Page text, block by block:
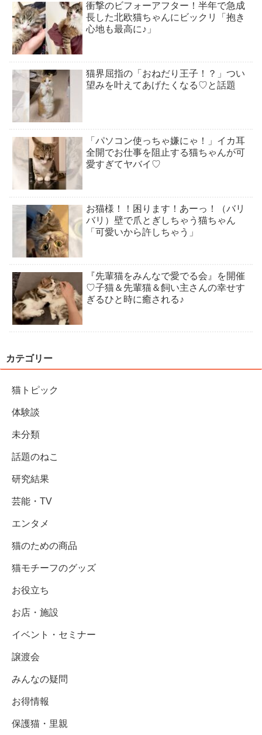
衝撃のビフォーアフター！半年で急成
長した北欧猫ちゃんにビックリ「抱き
心地も最高に♪」
猫界屈指の「おねだり王子！？」つい
望みを叶えてあげたくなる♡と話題
「パソコン使っちゃ嫌にゃ！」イカ耳
全開でお仕事を阻止する猫ちゃんが可
愛すぎてヤバイ♡
お猫様！！困ります！あーっ！（バリ
バリ）壁で爪とぎしちゃう猫ちゃん
「可愛いから許しちゃう」
『先輩猫をみんなで愛でる会』を開催
♡子猫＆先輩猫＆飼い主さんの幸せす
ぎるひと時に癒される♪
カテゴリー
猫トピック
体験談
未分類
話題のねこ
研究結果
芸能・TV
エンタメ
猫のための商品
猫モチーフのグッズ
お役立ち
お店・施設
イベント・セミナー
譲渡会
みんなの疑問
お得情報
保護猫・里親